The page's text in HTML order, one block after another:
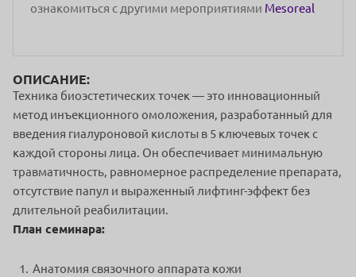
ознакомиться с другими мероприятиями Mesoreal
ОПИСАНИЕ:
Техника биоэстетических точек — это инновационный
метод инъекционного омоложения, разработанный для
введения гиалуроновой кислоты в 5 ключевых точек с
каждой стороны лица. Он обеспечивает минимальную
травматичность, равномерное распределение препарата,
отсутствие папул и выраженный лифтинг-эффект без
длительной реабилитации.
План семинара:
Анатомия связочного аппарата кожи